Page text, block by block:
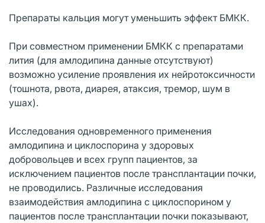
Препараты кальция могут уменьшить эффект БМКК.
При совместном применении БМКК с препаратами
лития (для амлодипина данные отсутствуют)
возможно усиление проявления их нейротоксичности
(тошнота, рвота, диарея, атаксия, тремор, шум в
ушах).
Исследования одновременного применения
амлодипина и циклоспорина у здоровых
добровольцев и всех групп пациентов, за
исключением пациентов после трансплантации почки,
не проводились. Различные исследования
взаимодействия амлодипина с циклоспорином у
пациентов после трансплантации почки показывают,